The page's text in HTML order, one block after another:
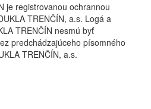
je registrovanou ochrannou
TRENČÍN, a.s. Logá a
TRENČÍN nesmú byť
predchádzajúceho písomného
TRENČÍN, a.s.